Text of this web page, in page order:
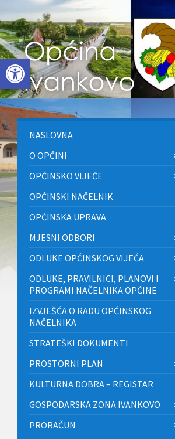
Open toolbar
to
content
to
left
sidebar
to
footer
NASLOVNA
O OPĆINI
OPĆINSKO VIJEĆE
OPĆINSKI NAČELNIK
OPĆINSKA UPRAVA
MJESNI ODBORI
ODLUKE OPĆINSKOG VIJEĆA
ODLUKE, PRAVILNICI, PLANOVI I
PROGRAMI NAČELNIKA OPĆINE
IZVJEŠĆA O RADU OPĆINSKOG
NAČELNIKA
STRATEŠKI DOKUMENTI
PROSTORNI PLAN
KULTURNA DOBRA – REGISTAR
GOSPODARSKA ZONA IVANKOVO
PRORAČUN